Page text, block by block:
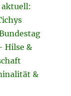
aktuell:
Hilse &
&